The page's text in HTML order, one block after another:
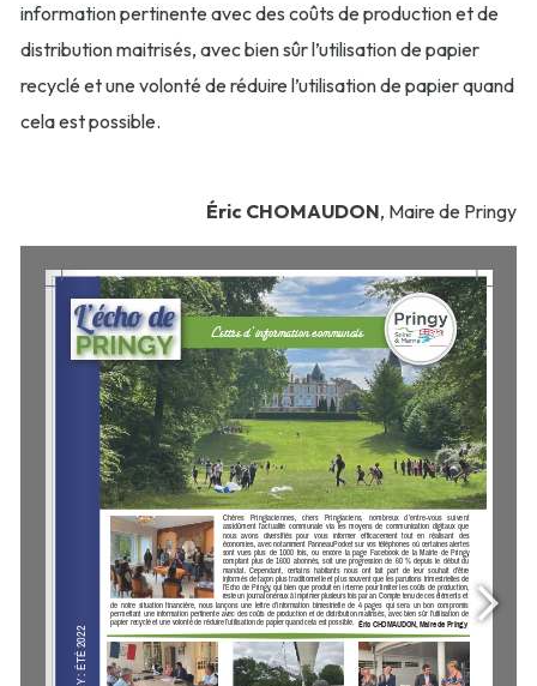
information pertinente avec des coûts de production et de
distribution maitrisés, avec bien sûr l’utilisation de papier
recyclé et une volonté de réduire l’utilisation de papier quand
cela est possible.
Éric CHOMAUDON, Maire de Pringy